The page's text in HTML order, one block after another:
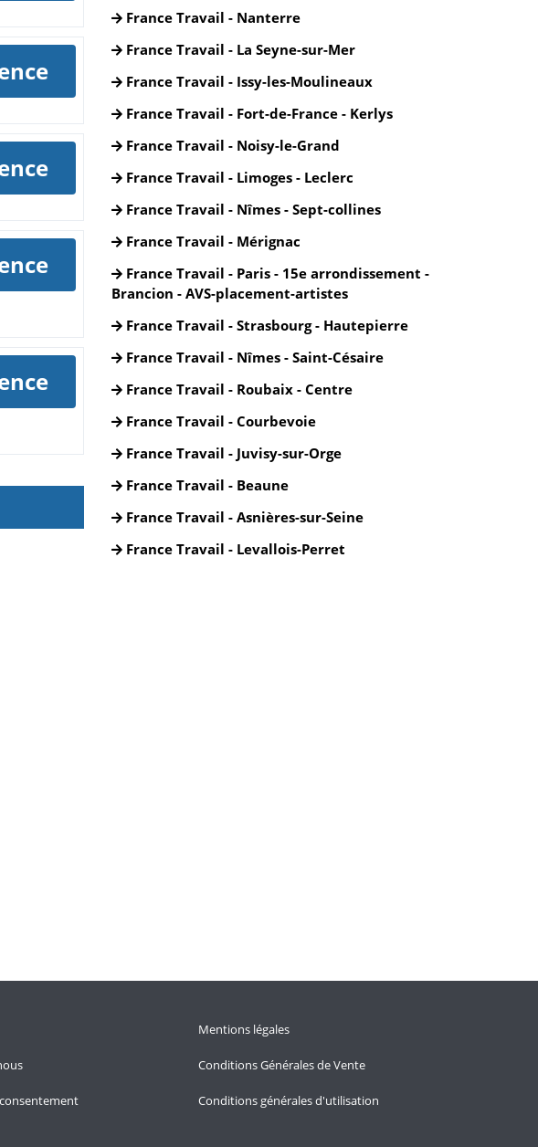
France Travail - Nanterre
France Travail - La Seyne-sur-Mer
France Travail - Issy-les-Moulineaux
France Travail - Fort-de-France - Kerlys
France Travail - Noisy-le-Grand
France Travail - Limoges - Leclerc
France Travail - Nîmes - Sept-collines
France Travail - Mérignac
France Travail - Paris - 15e arrondissement -
Brancion - AVS-placement-artistes
France Travail - Strasbourg - Hautepierre
France Travail - Nîmes - Saint-Césaire
France Travail - Roubaix - Centre
France Travail - Courbevoie
France Travail - Juvisy-sur-Orge
France Travail - Beaune
France Travail - Asnières-sur-Seine
France Travail - Levallois-Perret
Mentions légales
Conditions Générales de Vente
Conditions générales d'utilisation